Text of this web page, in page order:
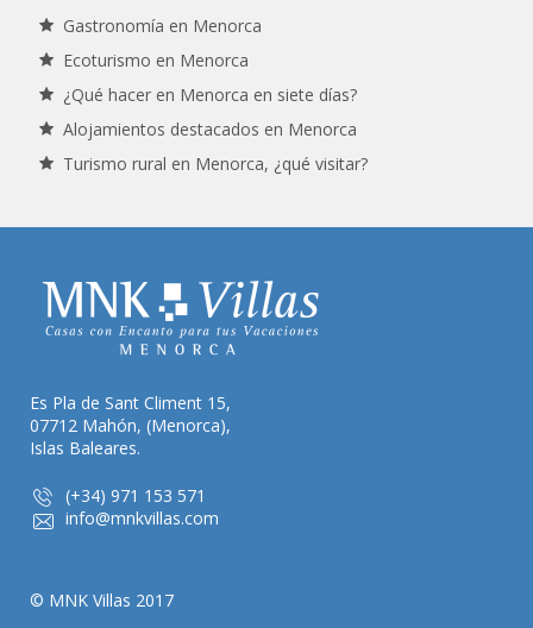
Gastronomía en Menorca
Ecoturismo en Menorca
¿Qué hacer en Menorca en siete días?
Alojamientos destacados en Menorca
Turismo rural en Menorca, ¿qué visitar?
Es Pla de Sant Climent 15,
07712 Mahón, (Menorca),
Islas Baleares.
(+34) 971 153 571
info@mnkvillas.com
© MNK Villas 2017